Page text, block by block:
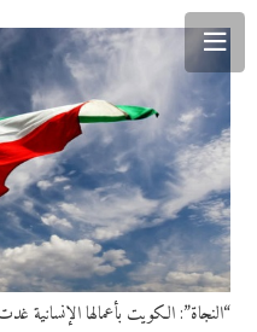
“النجاة”: الكويت بأعمالها الإنسانية